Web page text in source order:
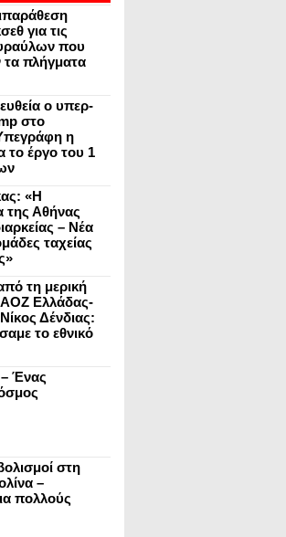
για τις
που
τα πλήγματα
ο υπερ-
στο
η
το έργο του 1
«Η
της Αθήνας
– Νέα
ταχείας
τη μερική
ΑΟΖ Ελλάδας-
Δένδιας:
το εθνικό
– Ένας
στη
–
πολλούς